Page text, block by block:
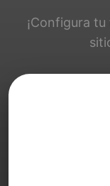
¡Configura